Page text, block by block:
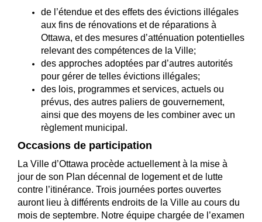
de l’étendue et des effets des évictions illégales
aux fins de rénovations et de réparations à
Ottawa, et des mesures d’atténuation potentielles
relevant des compétences de la Ville;
des approches adoptées par d’autres autorités
pour gérer de telles évictions illégales;
des lois, programmes et services, actuels ou
prévus, des autres paliers de gouvernement,
ainsi que des moyens de les combiner avec un
règlement municipal.
Occasions de participation
La Ville d’Ottawa procède actuellement à la mise à
jour de son Plan décennal de logement et de lutte
contre l’itinérance. Trois journées portes ouvertes
auront lieu à différents endroits de la Ville au cours du
mois de septembre. Notre équipe chargée de l’examen